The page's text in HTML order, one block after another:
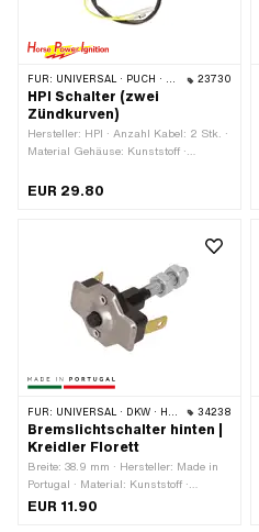
FÜR: UNIVERSAL · PUCH · SACHS · PONY / CILO (BETA 521 & 512) · PIAGGIO · ZÜNDAPP BELMONDO 23730
HPI Schalter (zwei
Zündkurven)
Hersteller: HPI · Anzahl Kabel: 2 Stk. ·
Material Gehäuse: Kunststoff ·
Unterbau: Stahl · Farbe: rot ·
Kabellänge: 500 mm · Ø Lenker: 22
EUR 29.80
FÜR: UNIVERSAL · DKW · HERCULES · KREIDLER · ZÜNDAPP 34238
Bremslichtschalter hinten |
Kreidler Florett
Breite: 38.9 mm · Hersteller: Made in
Portugal · Material: Kunststoff ·
Material: Stahl · Material Unterbau:
EUR 11.90